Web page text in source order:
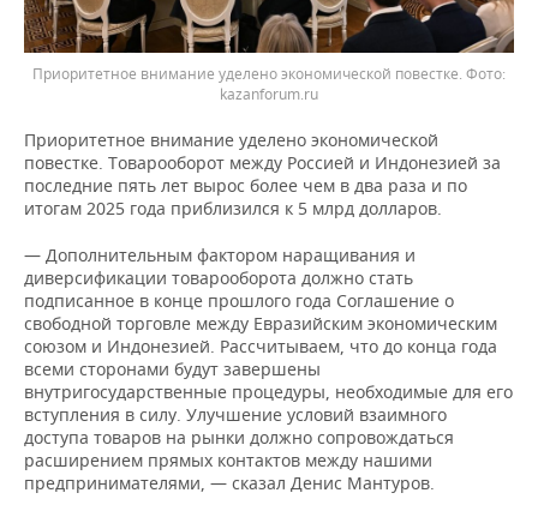
Приоритетное внимание уделено экономической повестке.
kazanforum.ru
Приоритетное внимание уделено экономической
повестке. Товарооборот между Россией и Индонезией за
последние пять лет вырос более чем в два раза и по
итогам 2025 года приблизился к 5 млрд долларов.
— Дополнительным фактором наращивания и
диверсификации товарооборота должно стать
подписанное в конце прошлого года Соглашение о
свободной торговле между Евразийским экономическим
союзом и Индонезией. Рассчитываем, что до конца года
всеми сторонами будут завершены
внутригосударственные процедуры, необходимые для его
вступления в силу. Улучшение условий взаимного
доступа товаров на рынки должно сопровождаться
расширением прямых контактов между нашими
предпринимателями, — сказал Денис Мантуров.